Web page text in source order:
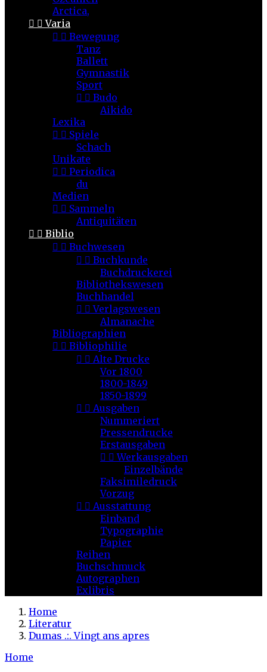
Arctica,
  Varia
  Bewegung
Tanz
Ballett
Gymnastik
Sport
  Budo
Aikido
Lexika
  Spiele
Schach
Unikate
  Periodica
du
Medien
  Sammeln
Antiquitäten
  Biblio
  Buchwesen
  Buchkunde
Buchdruckerei
Bibliothekswesen
Buchhandel
  Verlagswesen
Almanache
Bibliographien
  Bibliophilie
  Alte Drucke
Vor 1800
1800-1849
1850-1899
  Ausgaben
Nummeriert
Pressendrucke
Erstausgaben
  Werkausgaben
Einzelbände
Faksimiledruck
Vorzug
  Ausstattung
Einband
Typographie
Papier
Reihen
Buchschmuck
Autographen
Exlibris
Home
Literatur
Dumas .:. Vingt ans apres
Home